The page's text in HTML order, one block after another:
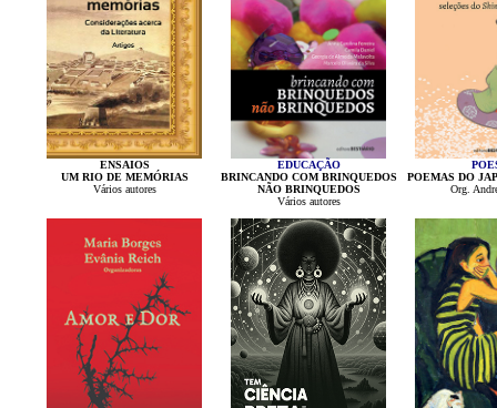
ENSAIOS
UM RIO DE MEMÓRIAS
Vários autores
EDUCAÇÃO
BRINCANDO COM BRINQUEDOS
NÃO BRINQUEDOS
Vários autores
POEMAS DO
Org.